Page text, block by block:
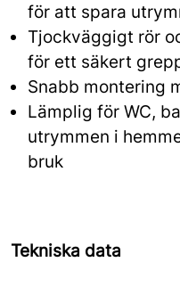
för att spara
Tjockväggigt rör
för ett säkert
Snabb montering
Lämplig för WC,
utrymmen i
bruk
Tekniska data